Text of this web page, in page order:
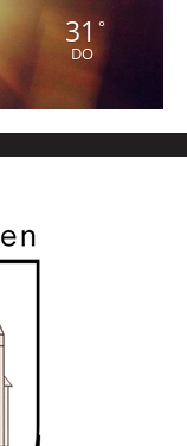
31°
DO